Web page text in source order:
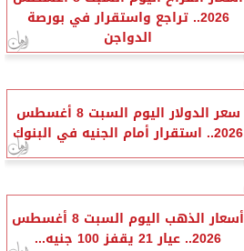
2026.. تراجع واستقرار في بورصة
الدواجن
سعر الدولار اليوم السبت 8 أغسطس
2026.. استقرار أمام الجنيه في البنوك
أسعار الذهب اليوم السبت 8 أغسطس
2026.. عيار 21 يقفز 100 جنيه...